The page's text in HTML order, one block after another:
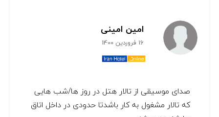
امين امينی
16 فروردین 1400
صدای موسیقی از تالار هتل در روز ها/شب هایی
که تالار مشغول به کار باشدتا حدودی در داخل اتاق